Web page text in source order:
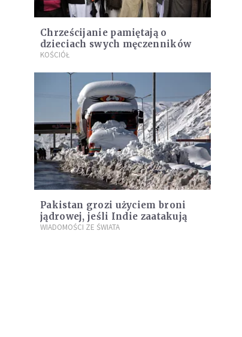
Chrześcijanie pamiętają o
dzieciach swych męczenników
KOŚCIÓŁ
Pakistan grozi użyciem broni
jądrowej, jeśli Indie zaatakują
WIADOMOŚCI ZE ŚWIATA